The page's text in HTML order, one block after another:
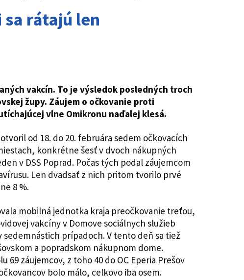
rátajú len
vakcín. To je výsledok posledných troch
župy. Záujem o očkovanie proti
vlne Omikronu naďalej klesá.
od 18. do 20. februára sedem očkovacích
konkrétne šesť v dvoch nákupných
v DSS Poprad. Počas tých podal záujemcom
Len dvadsať z nich pritom tvorilo prvé
8 %.
mobilná jednotka kraja preočkovanie treťou,
vakcíny v Domove sociálnych služieb
prípadoch. V tento deň sa tiež
a popradskom nákupnom dome.
69 záujemcov, z toho 40 do OC Eperia Prešov
bolo málo, celkovo iba osem.